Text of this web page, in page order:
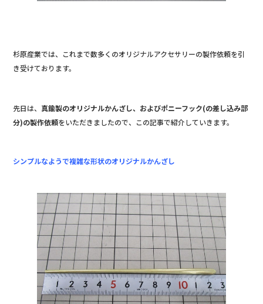
杉原産業では、これまで数多くのオリジナルアクセサリーの製作依頼を引
き受けております。
先日は、 真鍮製のオリジナルかんざし、およびポニーフック(の差し込み部
分)の製作依頼をいただきましたので、この記事で紹介していきます。
シンプルなようで複雑な形状のオリジナルかんざし